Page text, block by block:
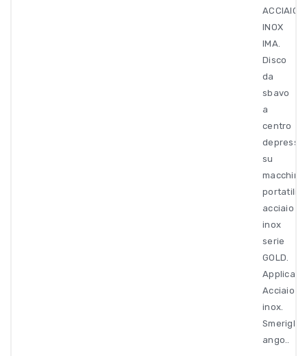
ACCIAIO
INOX
IMA.
Disco
da
sbavo
a
centro
depresso
su
macchine
portatili
acciaio
inox
serie
GOLD.
Acciaio
inox.
ango..